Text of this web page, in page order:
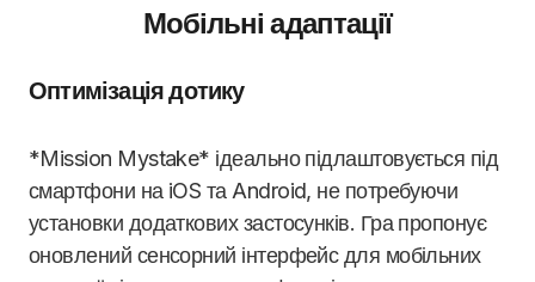
Мобільні адаптації
Оптимізація дотику
*Mission Mystake* ідеально підлаштовується під
смартфони на iOS та Android, не потребуючи
установки додаткових застосунків. Гра пропонує
оновлений сенсорний інтерфейс для мобільних